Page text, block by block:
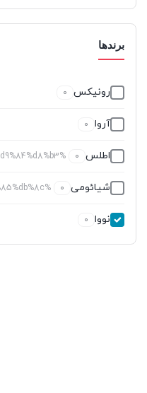
برندها
رونیکس 0
آروا 0
اطلس 0
%d8%a7%d8%b7%d9%84%d8%b3
شیائومی 0
%d8%b4%db%8c%d8%a7%d8%a6%d9%88%d9%85%db%8c
نووا 0